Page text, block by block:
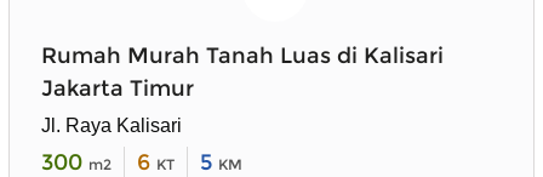
Rumah Murah Tanah Luas di Kalisari
Jakarta Timur
Jl. Raya Kalisari
300 m2 6 KT 5 KM